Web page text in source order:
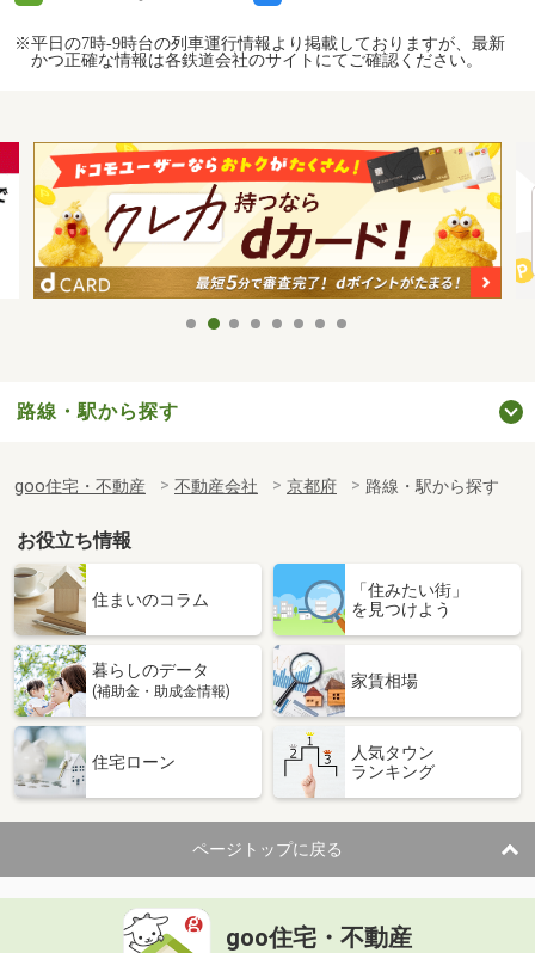
※平日の7時-9時台の列車運行情報より掲載しておりますが、最新
かつ正確な情報は各鉄道会社のサイトにてご確認ください。
路線・駅から探す
goo住宅・不動産 不動産会社 京都府 路線・駅から探す
お役立ち情報
住まいのコラム
「住みたい街」
を見つけよう
暮らしのデータ
(補助金・助成金情報)
家賃相場
住宅ローン
人気タウン
ランキング
ページトップに戻る
goo住宅・不動産